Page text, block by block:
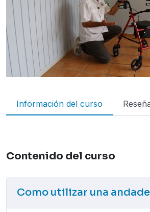
Información del curso
Contenido del curso
Como utilizar una